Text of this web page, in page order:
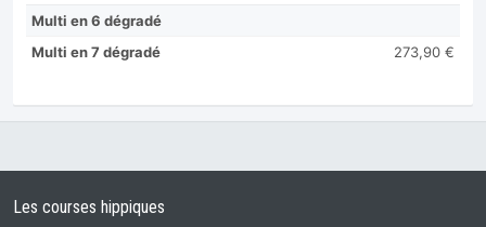
Multi en 6 dégradé
Multi en 7 dégradé
273,90 €
Les courses hippiques